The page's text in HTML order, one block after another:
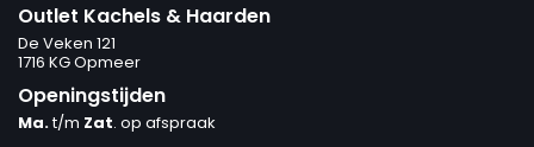
Outlet Kachels & Haarden
De Veken 121
1716 KG Opmeer
Openingstijden
Ma.t/m Zat. op afspraak